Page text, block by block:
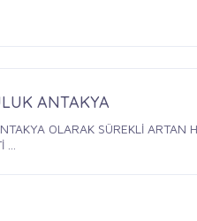
ANTAKYA
OLARAK SÜREKLİ ARTAN